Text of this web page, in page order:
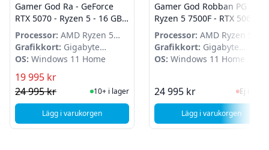
Gamer God Ra - GeForce
RTX 5070 - Ryzen 5 - 16 GB
DDR5 - 1 TB SSD - Win 11
Home
Processor: AMD Ryzen 5
7600
Grafikkort: Gigabyte
GeForce RTX 5070
WINDFORCE OC
OS: Windows 11 Home
19 995 kr
24 995 kr
I Lager
10+ i lager
Lägg i varukorgen, Gamer God Ra - GeForce RTX 5070 - Ryzen 5 - 16 GB
Gamer God Robban PG -
Ryzen 5 7500F - RTX 5060 Ti
- 16 GB DDR5 - 1 TB SSD -
WIndows 11 Home
Processor: AMD Ryzen 5
7500F
Grafikkort: Gigabyte
GeForce RTX 5060 Ti
OS: Windows 11 Home
24 995 kr Ej i
Ej i lager
Lägg i varukorgen
, Gamer God